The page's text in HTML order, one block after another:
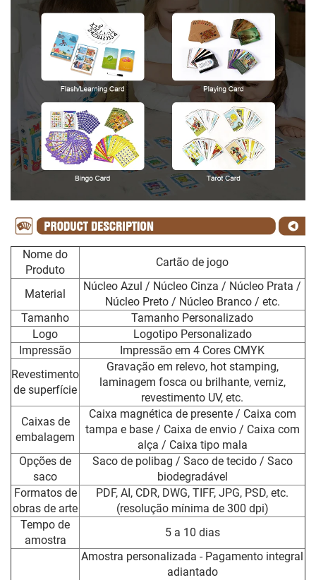
Nome do
Produto
Cartão de jogo
Material
Núcleo Azul / Núcleo Cinza / Núcleo Prata /
Núcleo Preto / Núcleo Branco / etc.
Tamanho
Tamanho Personalizado
Logo
Logotipo Personalizado
Impressão
Impressão em 4 Cores CMYK
Revestimento
de superfície
Gravação em relevo, hot stamping,
laminagem fosca ou brilhante, verniz,
revestimento UV, etc.
Caixas de
embalagem
Caixa magnética de presente / Caixa com
tampa e base / Caixa de envio / Caixa com
alça / Caixa tipo mala
Opções de
saco
Saco de polibag / Saco de tecido / Saco
biodegradável
Formatos de
obras de arte
PDF, AI, CDR, DWG, TIFF, JPG, PSD, etc.
(resolução mínima de 300 dpi)
Tempo de
amostra
5 a 10 dias
Amostra personalizada - Pagamento integral
adiantado